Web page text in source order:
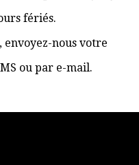
fériés.
nous votre
ou par e-mail.